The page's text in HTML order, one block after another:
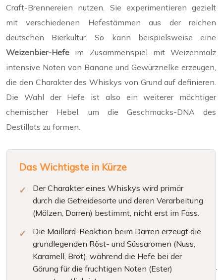
Craft-Brennereien nutzen. Sie experimentieren gezielt
mit verschiedenen Hefestämmen aus der reichen
deutschen Bierkultur. So kann beispielsweise eine
Weizenbier-Hefe im Zusammenspiel mit Weizenmalz
intensive Noten von Banane und Gewürznelke erzeugen,
die den Charakter des Whiskys von Grund auf definieren.
Die Wahl der Hefe ist also ein weiterer mächtiger
chemischer Hebel, um die Geschmacks-DNA des
Destillats zu formen.
Das Wichtigste in Kürze
Der Charakter eines Whiskys wird primär
durch die Getreidesorte und deren Verarbeitung
(Mälzen, Darren) bestimmt, nicht erst im Fass.
Die Maillard-Reaktion beim Darren erzeugt die
grundlegenden Röst- und Süssaromen (Nuss,
Karamell, Brot), während die Hefe bei der
Gärung für die fruchtigen Noten (Ester)